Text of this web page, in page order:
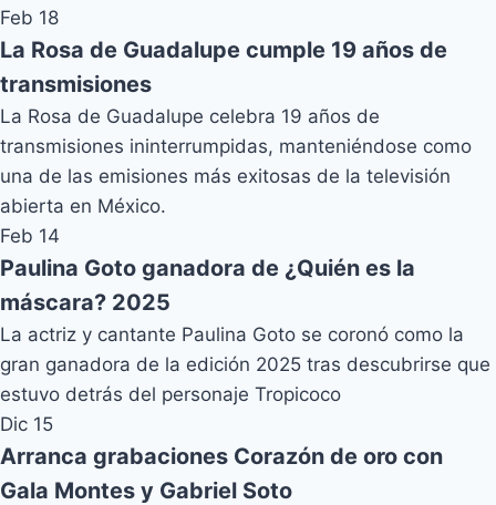
Feb 18
La Rosa de Guadalupe cumple 19 años de
transmisiones
La Rosa de Guadalupe celebra 19 años de
transmisiones ininterrumpidas, manteniéndose como
una de las emisiones más exitosas de la televisión
abierta en México.
Feb 14
Paulina Goto ganadora de ¿Quién es la
máscara? 2025
La actriz y cantante Paulina Goto se coronó como la
gran ganadora de la edición 2025 tras descubrirse que
estuvo detrás del personaje Tropicoco
Dic 15
Arranca grabaciones Corazón de oro con
Gala Montes y Gabriel Soto